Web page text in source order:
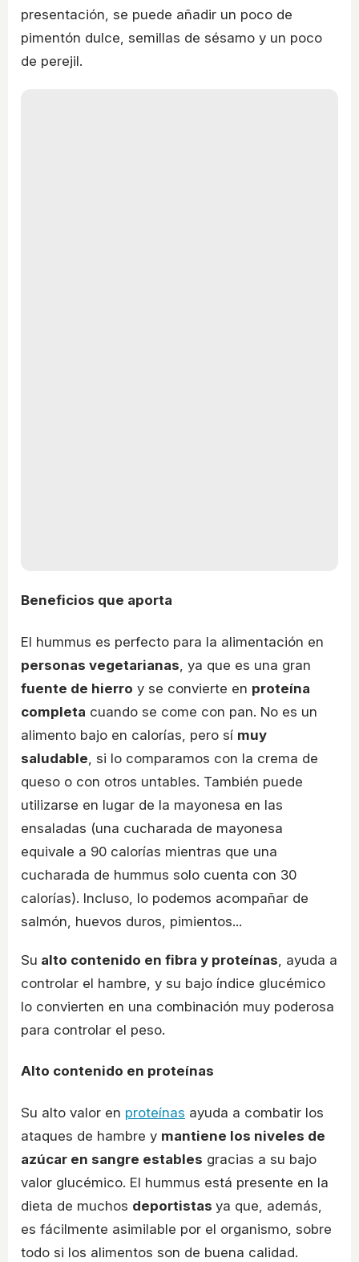
presentación, se puede añadir un poco de
pimentón dulce, semillas de sésamo y un poco
de perejil.
Beneficios que aporta
El hummus es perfecto para la alimentación en
personas vegetarianas , ya que es una gran
fuente de hierro y se convierte en proteína
completa cuando se come con pan. No es un
alimento bajo en calorías, pero sí muy
saludable , si lo comparamos con la crema de
queso o con otros untables. También puede
utilizarse en lugar de la mayonesa en las
ensaladas (una cucharada de mayonesa
equivale a 90 calorías mientras que una
cucharada de hummus solo cuenta con 30
calorías). Incluso, lo podemos acompañar de
salmón, huevos duros, pimientos...
Su alto contenido en fibra y proteínas , ayuda a
controlar el hambre, y su bajo índice glucémico
lo convierten en una combinación muy poderosa
para controlar el peso.
Alto contenido en proteínas
Su alto valor en proteínas ayuda a combatir los
ataques de hambre y mantiene los niveles de
azúcar en sangre estables gracias a su bajo
valor glucémico. El hummus está presente en la
dieta de muchos deportistas ya que, además,
es fácilmente asimilable por el organismo, sobre
todo si los alimentos son de buena calidad.